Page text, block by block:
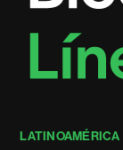
LATINOAMÉRICA